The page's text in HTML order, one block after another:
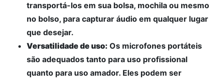
transportá-los em sua bolsa, mochila ou mesmo
no bolso, para capturar áudio em qualquer lugar
que desejar.
Versatilidade de uso: Os microfones portáteis
são adequados tanto para uso profissional
quanto para uso amador. Eles podem ser